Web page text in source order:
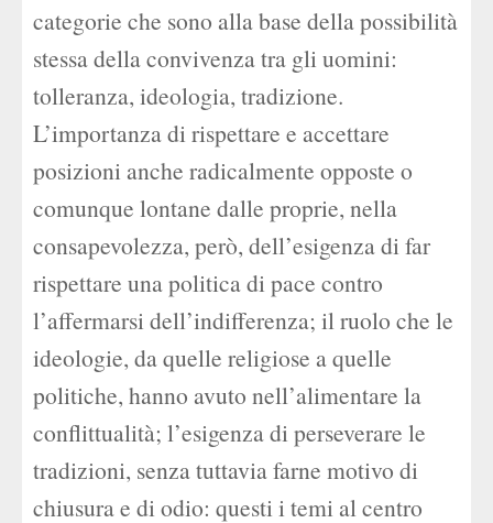
categorie che sono alla base della possibilità
stessa della convivenza tra gli uomini:
tolleranza, ideologia, tradizione.
L’importanza di rispettare e accettare
posizioni anche radicalmente opposte o
comunque lontane dalle proprie, nella
consapevolezza, però, dell’esigenza di far
rispettare una politica di pace contro
l’affermarsi dell’indifferenza; il ruolo che le
ideologie, da quelle religiose a quelle
politiche, hanno avuto nell’alimentare la
conflittualità; l’esigenza di perseverare le
tradizioni, senza tuttavia farne motivo di
chiusura e di odio: questi i temi al centro